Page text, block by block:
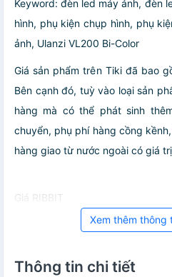
Keyword: đèn led máy ảnh, đèn
hình, phụ kiện chụp hình, phụ
ảnh, Ulanzi VL200 Bi-Color
Giá sản phẩm trên Tiki đã bao
Bên cạnh đó, tuỳ vào loại sản
hàng mà có thể phát sinh
chuyển, phụ phí hàng cồng
hàng giao từ nước ngoài có giá
Giá RIBBIT
Xem thêm thông
Thông tin chi tiết